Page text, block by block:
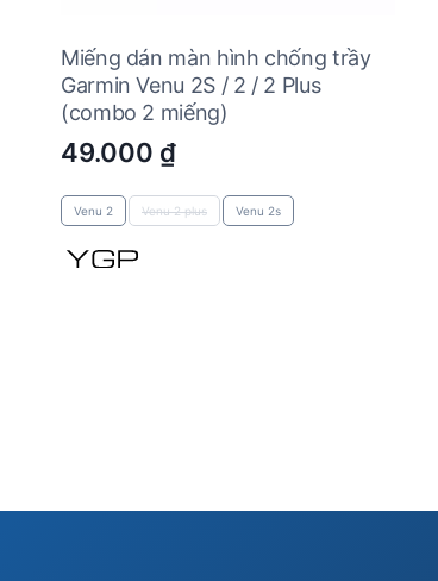
Miếng dán màn hình chống trầy
Garmin Venu 2S / 2 / 2 Plus
(combo 2 miếng)
49.000 ₫
Venu 2 Venu 2 plus Venu 2s